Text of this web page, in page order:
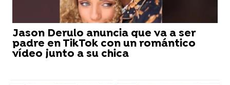
Jason Derulo anuncia que va a ser
padre en TikTok con un romántico
vídeo junto a su chica